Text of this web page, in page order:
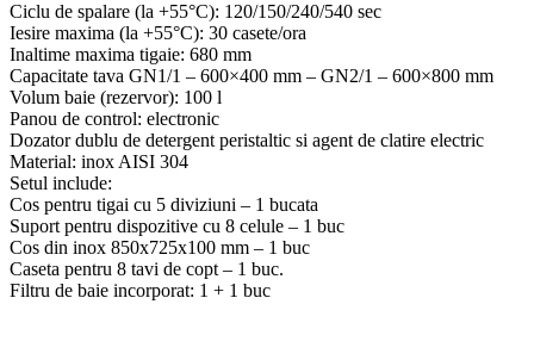
Ciclu de spalare (la +55°C): 120/150/240/540 sec
Iesire maxima (la +55°C): 30 casete/ora
Inaltime maxima tigaie: 680 mm
Capacitate tava GN1/1 – 600×400 mm – GN2/1 – 600×800 mm
Volum baie (rezervor): 100 l
Panou de control: electronic
Dozator dublu de detergent peristaltic si agent de clatire electric
Material: inox AISI 304
Setul include:
Cos pentru tigai cu 5 diviziuni – 1 bucata
Suport pentru dispozitive cu 8 celule – 1 buc
Cos din inox 850x725x100 mm – 1 buc
Caseta pentru 8 tavi de copt – 1 buc.
Filtru de baie incorporat: 1 + 1 buc